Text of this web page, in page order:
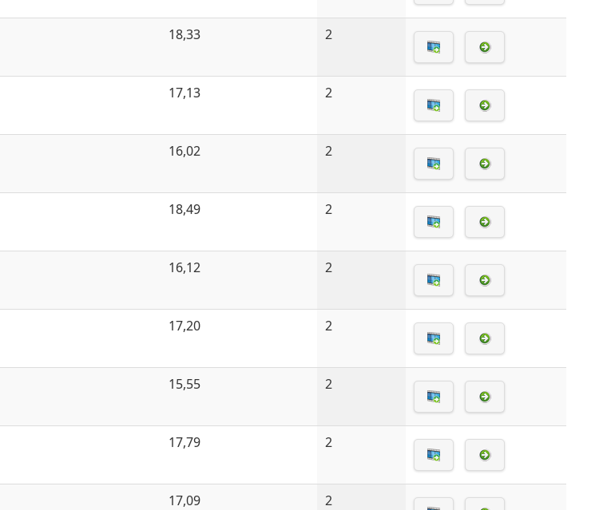
18,33 2
17,13 2
16,02 2
18,49 2
16,12 2
17,20 2
15,55 2
17,79 2
17,09 2